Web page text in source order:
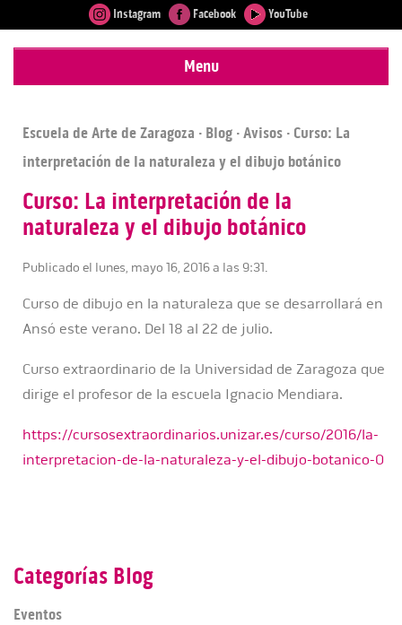
Instagram Facebook YouTube
Menu
Escuela de Arte de Zaragoza · Blog ·Avisos · Curso: La
interpretación de la naturaleza y el dibujo botánico
Curso: La interpretación de la
naturaleza y el dibujo botánico
Publicado el lunes, mayo 16, 2016 a las 9:31.
Curso de dibujo en la naturaleza que se desarrollará en
Ansó este verano. Del 18 al 22 de julio.
Curso extraordinario de la Universidad de Zaragoza que
dirige el profesor de la escuela Ignacio Mendiara.
https://cursosextraordinarios.unizar.es/curso/2016/la-
interpretacion-de-la-naturaleza-y-el-dibujo-botanico-0
Categorías Blog
Eventos